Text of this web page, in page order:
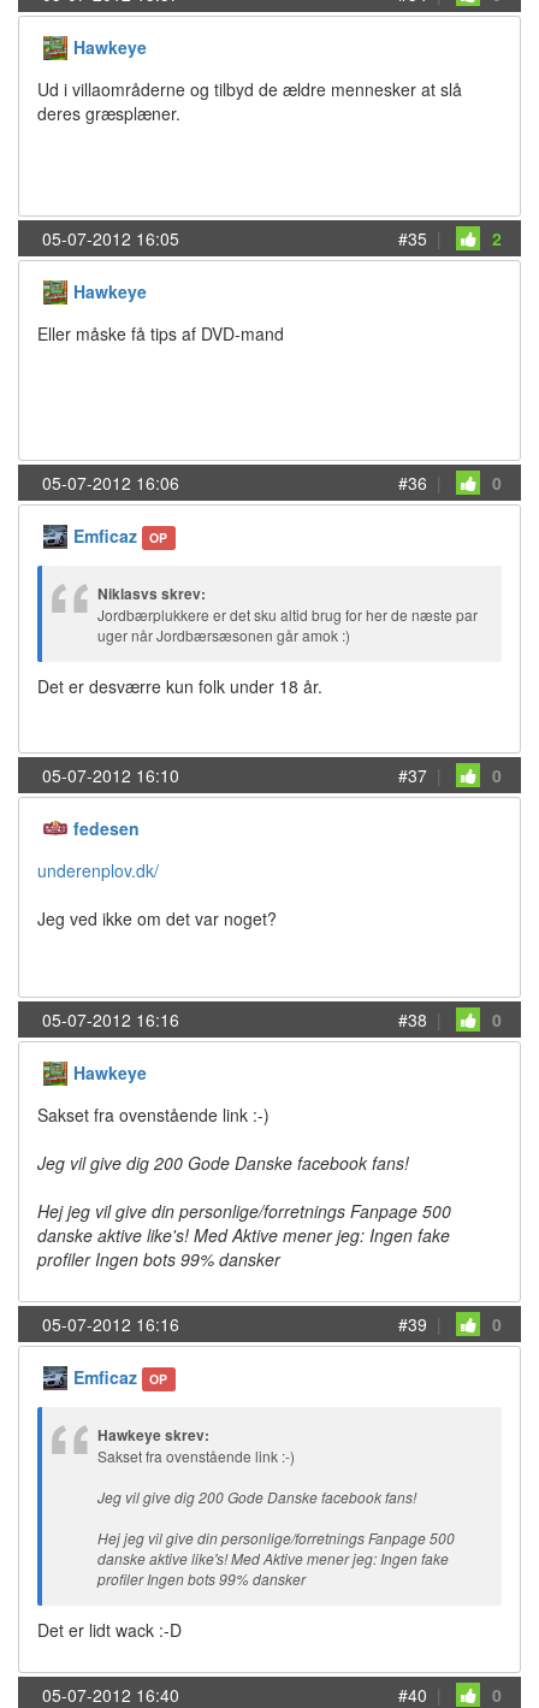
Hawkeye
Ud i villaområderne og tilbyd de ældre mennesker at slå
deres græsplæner.
05-07-2012 16:05 #35 | 2
Hawkeye
Eller måske få tips af DVD-mand
05-07-2012 16:06 #36 | 0
Emficaz OP
Niklasvs skrev:
Jordbærplukkere er det sku altid brug for her de næste par
uger når Jordbærsæsonen går amok :)
Det er desværre kun folk under 18 år.
05-07-2012 16:10 #37 | 0
fedesen
underenplov.dk/
Jeg ved ikke om det var noget?
05-07-2012 16:16 #38 | 0
Hawkeye
Sakset fra ovenstående link :-)
Jeg vil give dig 200 Gode Danske facebook fans!
Hej jeg vil give din personlige/forretnings Fanpage 500
danske aktive like's! Med Aktive mener jeg: Ingen fake
profiler Ingen bots 99% dansker
05-07-2012 16:16 #39 | 0
Emficaz OP
Hawkeye skrev:
Sakset fra ovenstående link :-)
Jeg vil give dig 200 Gode Danske facebook fans!
Hej jeg vil give din personlige/forretnings Fanpage 500
danske aktive like's! Med Aktive mener jeg: Ingen fake
profiler Ingen bots 99% dansker
Det er lidt wack :-D
05-07-2012 16:40 #40 | 0